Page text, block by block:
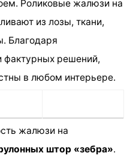
Роликовые жалюзи на
из лозы, ткани,
Благодаря
фактурных решений,
в любом интерьере.
жалюзи на
штор «зебра».